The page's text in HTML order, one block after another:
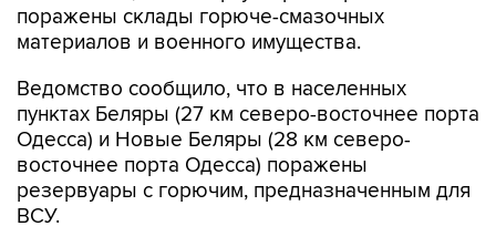
поражены склады горюче-смазочных
материалов и военного имущества.
Ведомство сообщило, что в населенных
пунктах Беляры (27 км северо-восточнее порта
Одесса) и Новые Беляры (28 км северо-
восточнее порта Одесса) поражены
резервуары с горючим, предназначенным для
ВСУ.